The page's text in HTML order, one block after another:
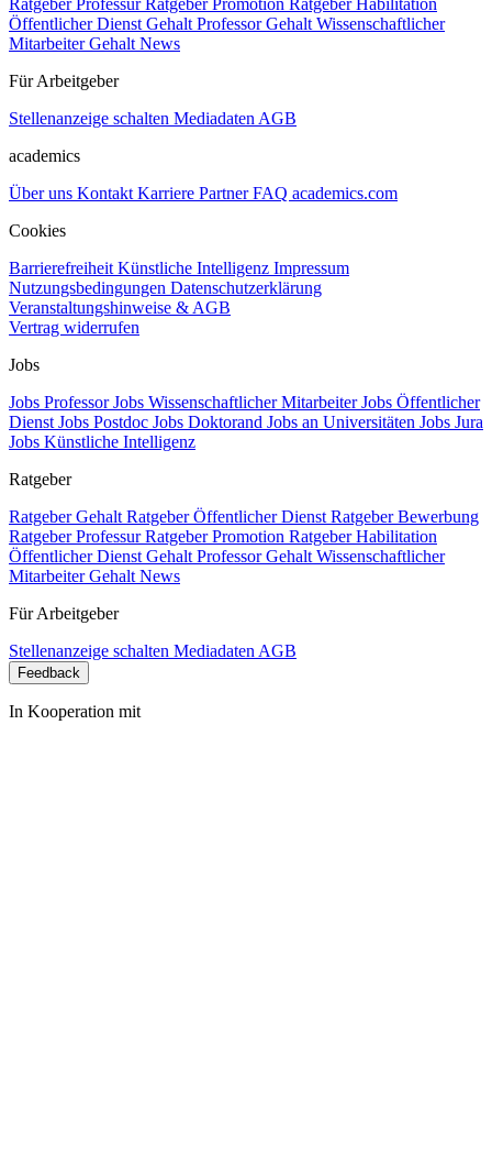
Ratgeber ProfessurRatgeber Promotion Ratgeber Habilitation
Öffentlicher Dienst Gehalt Professor Gehalt Wissenschaftlicher
Mitarbeiter Gehalt News
Für Arbeitgeber
Stellenanzeige schalten Mediadaten AGB
academics
Über uns Kontakt Karriere PartnerFAQ academics.com
Cookies
Barrierefreiheit Künstliche Intelligenz Impressum
Nutzungsbedingungen Datenschutzerklärung
Veranstaltungshinweise & AGB
Vertrag widerrufen
Jobs
Jobs ProfessorJobs Wissenschaftlicher MitarbeiterJobs Öffentlicher
Dienst Jobs Postdoc Jobs Doktorand Jobs an Universitäten Jobs Jura
Jobs Künstliche Intelligenz
Ratgeber
Ratgeber Gehalt Ratgeber Öffentlicher Dienst Ratgeber Bewerbung
Ratgeber ProfessurRatgeber Promotion Ratgeber Habilitation
Öffentlicher Dienst Gehalt Professor Gehalt Wissenschaftlicher
Mitarbeiter Gehalt News
Für Arbeitgeber
Stellenanzeige schalten Mediadaten AGB
Feedback
In Kooperation mit